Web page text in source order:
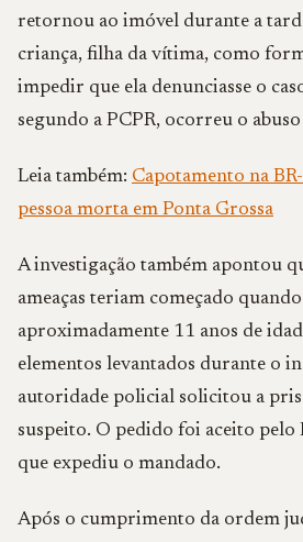
retornou ao imóvel durante a
criança, filha da vítima, como
impedir que ela denunciasse o
segundo a PCPR, ocorreu o abuso
Leia também: Capotamento na
pessoa morta em Ponta Grossa
A investigação também apontou
ameaças teriam começado
aproximadamente 11 anos de
elementos levantados durante o
autoridade policial solicitou a
suspeito. O pedido foi aceito
que expediu o mandado.
Após o cumprimento da ordem